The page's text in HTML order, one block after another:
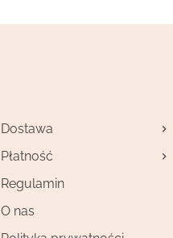
Dostawa
Płatność
Regulamin
O nas